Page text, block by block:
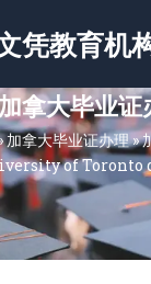
凭教育机
拿大毕业证
加拿大毕业证办理»
of Toronto